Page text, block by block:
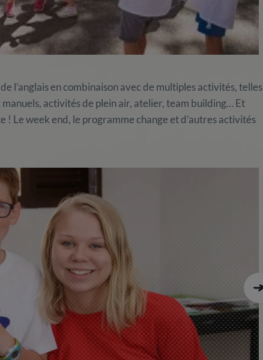
l’anglais en combinaison avec de multiples activités, telles
activités de plein air, atelier, team building… Et
Le week end, le programme change et d’autres activités